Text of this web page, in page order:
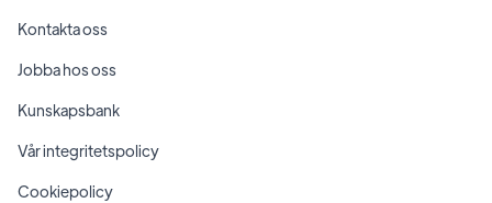
Kontakta oss
Jobba hos oss
Kunskapsbank
Vår integritetspolicy
Cookiepolicy